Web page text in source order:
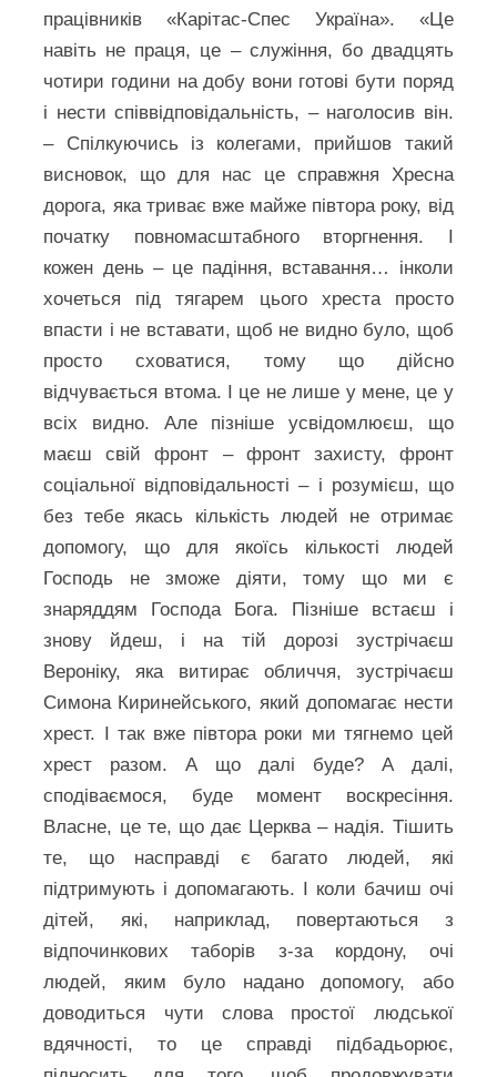
працівників «Карітас-Спес Україна». «Це
навіть не праця, це – служіння, бо двадцять
чотири години на добу вони готові бути поряд
і нести співвідповідальність, – наголосив він.
– Спілкуючись із колегами, прийшов такий
висновок, що для нас це справжня Хресна
дорога, яка триває вже майже півтора року, від
початку повномасштабного вторгнення. І
кожен день – це падіння, вставання… інколи
хочеться під тягарем цього хреста просто
впасти і не вставати, щоб не видно було, щоб
просто сховатися, тому що дійсно
відчувається втома. І це не лише у мене, це у
всіх видно. Але пізніше усвідомлюєш, що
маєш свій фронт – фронт захисту, фронт
соціальної відповідальності – і розумієш, що
без тебе якась кількість людей не отримає
допомогу, що для якоїсь кількості людей
Господь не зможе діяти, тому що ми є
знаряддям Господа Бога. Пізніше встаєш і
знову йдеш, і на тій дорозі зустрічаєш
Вероніку, яка витирає обличчя, зустрічаєш
Симона Киринейського, який допомагає нести
хрест. І так вже півтора роки ми тягнемо цей
хрест разом. А що далі буде? А далі,
сподіваємося, буде момент воскресіння.
Власне, це те, що дає Церква – надія. Тішить
те, що насправді є багато людей, які
підтримують і допомагають. І коли бачиш очі
дітей, які, наприклад, повертаються з
відпочинкових таборів з-за кордону, очі
людей, яким було надано допомогу, або
доводиться чути слова простої людської
вдячності, то це справді підбадьорює,